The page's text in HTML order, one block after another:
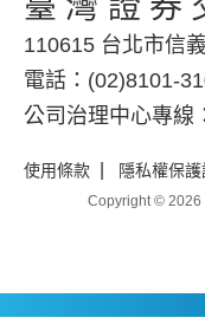
110615 台北市信
電話：(02)8101-
公司治理中心專線
使用條款 隱私權保護
Copyright © 2026